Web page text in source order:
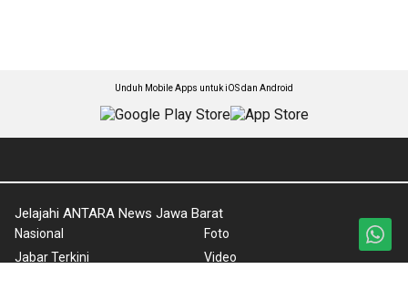
Unduh Mobile Apps untuk iOS dan Android
Jelajahi ANTARA News Jawa Barat
Nasional
Jabar Terkini
Foto
Video